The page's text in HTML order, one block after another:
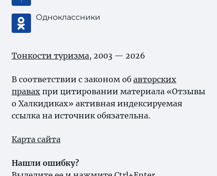
Одноклассники
Тонкости туризма, 2003 — 2026
В соответствии с законом об авторских
правах при цитировании материала «Отзывы
о Халкидиках» активная индексируемая
ссылка на источник обязательна.
Карта сайта
Нашли ошибку?